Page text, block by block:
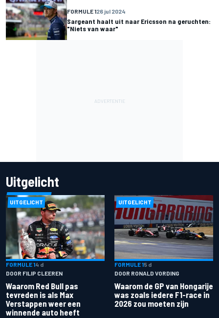
FORMULE 126 jul 2024
Sargeant haalt uit naar Ericsson na geruchten:
"Niets van waar"
Uitgelicht
UITGELICHT
FORMULE 14 d
DOOR FILIP CLEEREN
Waarom Red Bull pas
tevreden is als Max
Verstappen weer een
winnende auto heeft
UITGELICHT
FORMULE 15 d
DOOR RONALD VORDING
Waarom de GP van Hongarije
was zoals iedere F1-race in
2026 zou moeten zijn